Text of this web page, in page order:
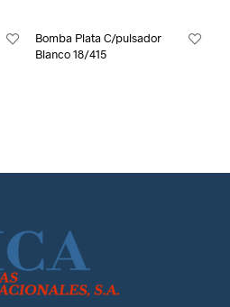
Bomba Plata C/pulsador
Blanco 18/415